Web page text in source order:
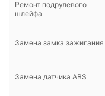
Ремонт подрулевого
шлейфа
Замена замка зажигания
Замена датчика ABS